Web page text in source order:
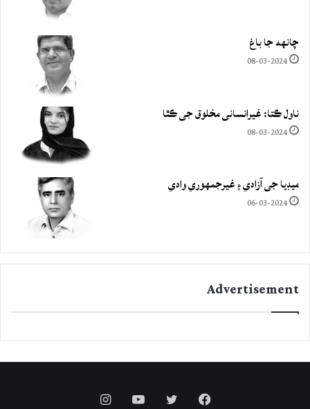
چانهه جا باغ
08-03-2024
ناول ڪتا: غيرانساني مخلوق جي ڪٿا
08-03-2024
ميڊيا جي آزادي ۽ غيرجمھوري وادي
06-03-2024
Advertisement
Facebook
Twitter
YouTube